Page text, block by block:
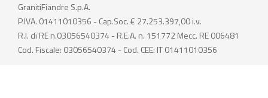
GranitiFiandre S.p.A.
P.IVA. 01411010356 - Cap.Soc. € 27.253.397,00 i.v.
R.I. di RE n.03056540374 - R.E.A. n. 151772 Mecc. RE 006481
Cod. Fiscale: 03056540374 - Cod. CEE: IT 01411010356